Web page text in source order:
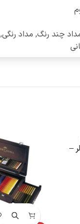
چند رنگ, مداد رنگی,
–